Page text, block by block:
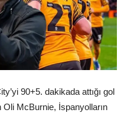
90+5. dakikada attığı gol
Oli McBurnie, İspanyolların